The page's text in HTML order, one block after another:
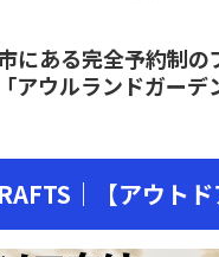
にある完全予約制
アウルランドガーデ
｜【アウトド